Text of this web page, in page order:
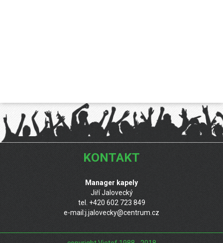
KONTAKT
Manager kapely
Jiří Jalovecký
tel. +420 602 723 849
e-mail:j.jalovecky@centrum.cz